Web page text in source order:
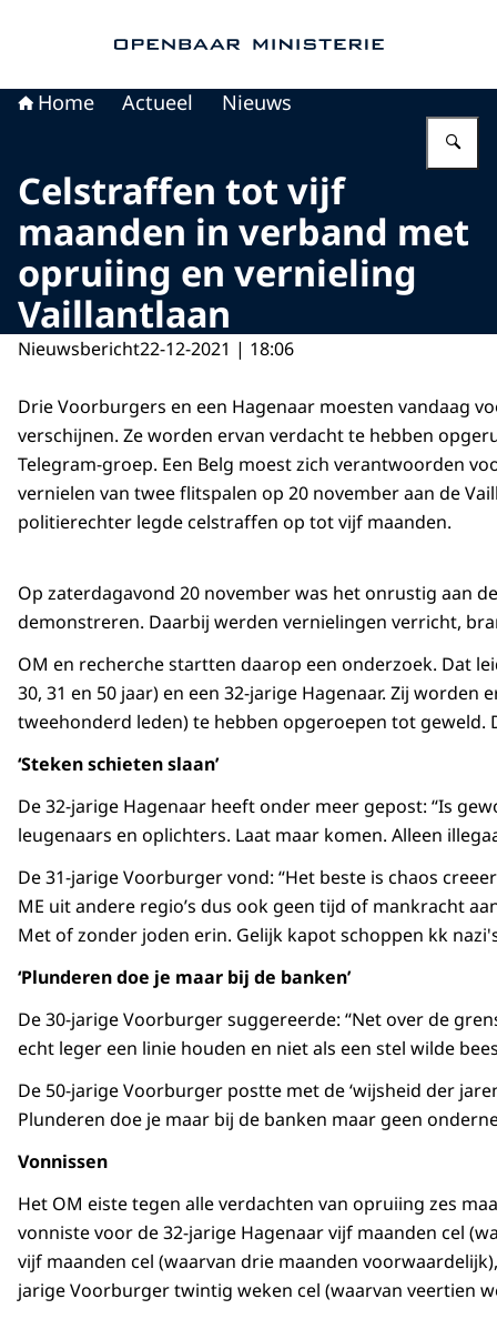
Home Actueel Nieuws
Celstraffen tot vijf
maanden in verband met
opruiing en vernieling
Vaillantlaan
Nieuwsbericht22-12-2021 | 18:06
Drie Voorburgers en een Hagenaar moesten vandaag
verschijnen. Ze worden ervan verdacht te hebben
Telegram-groep. Een Belg moest zich verantwoorden
vernielen van twee flitspalen op 20 november aan de
politierechter legde celstraffen op tot vijf maanden.
Op zaterdagavond 20 november was het onrustig aan
demonstreren. Daarbij werden vernielingen verricht,
OM en recherche startten daarop een onderzoek. Dat
30, 31 en 50 jaar) en een 32-jarige Hagenaar. Zij worden
tweehonderd leden) te hebben opgeroepen tot geweld.
‘Steken schieten slaan’
De 32-jarige Hagenaar heeft onder meer gepost: “Is
leugenaars en oplichters. Laat maar komen. Alleen
De 31-jarige Voorburger vond: “Het beste is chaos
ME uit andere regio’s dus ook geen tijd of mankracht
Met of zonder joden erin. Gelijk kapot schoppen kk
‘Plunderen doe je maar bij de banken’
De 30-jarige Voorburger suggereerde: “Net over de
echt leger een linie houden en niet als een stel wilde
De 50-jarige Voorburger postte met de ‘wijsheid der
Plunderen doe je maar bij de banken maar geen
Vonnissen
Het OM eiste tegen alle verdachten van opruiing zes
vonniste voor de 32-jarige Hagenaar vijf maanden cel
vijf maanden cel (waarvan drie maanden
jarige Voorburger twintig weken cel (waarvan veertien